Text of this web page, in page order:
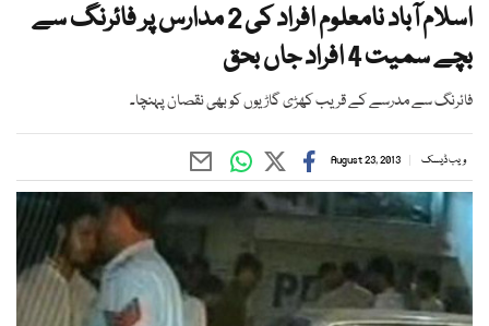
اسلام آباد نامعلوم افراد کی 2 مدارس پر فائرنگ سے
بچے سمیت 4 افراد جاں بحق
فائرنگ سے مدرسے کے قریب کھڑی گاڑیوں کو بھی نقصان پہنچا۔
ویب ڈیسک August 23, 2013